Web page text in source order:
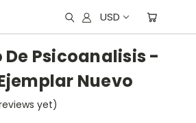
USD
Psicoanalisis -
Nuevo
yet)